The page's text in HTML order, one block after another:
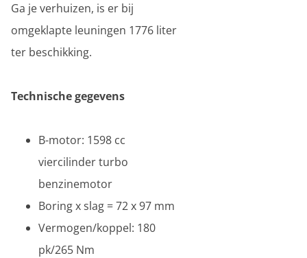
Ga je verhuizen, is er bij
omgeklapte leuningen 1776 liter
ter beschikking.
Technische gegevens
B-motor: 1598 cc
viercilinder turbo
benzinemotor
Boring x slag = 72 x 97 mm
Vermogen/koppel: 180
pk/265 Nm